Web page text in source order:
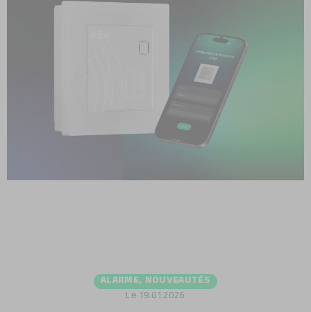
ALARME, NOUVEAUTÉS
Le 19.01.2026